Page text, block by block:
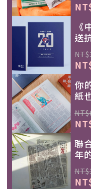
《
送
你
紙
聯
年